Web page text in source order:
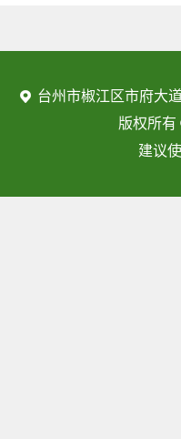
台州市椒江区市府大
版权所
建议